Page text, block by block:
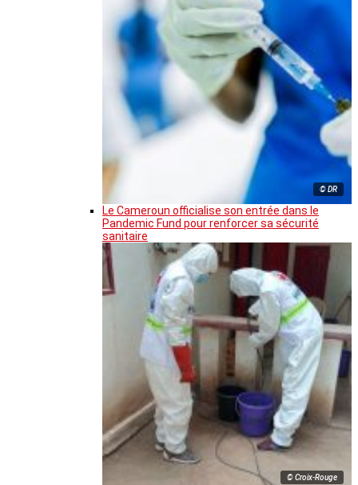
© DR
Le Cameroun officialise son entrée dans le
Pandemic Fund pour renforcer sa sécurité
sanitaire
© Croix-Rouge